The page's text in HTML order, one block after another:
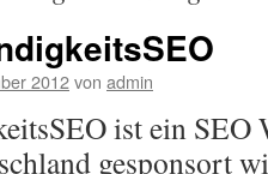
2012von admin
ist ein SEO
gesponsort